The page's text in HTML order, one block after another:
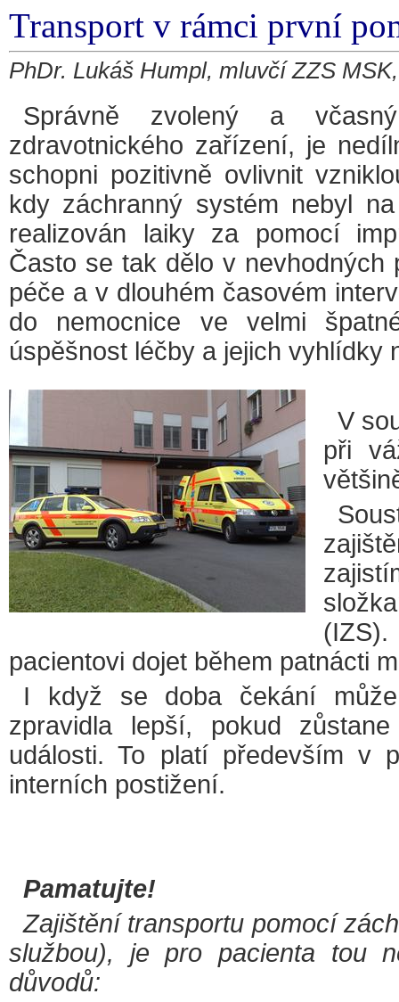
Transport v rámci první
PhDr. Lukáš Humpl, mluvčí ZZS
Správně zvolený a
zdravotnického zařízení, je
schopni pozitivně ovlivnit
kdy záchranný systém nebyl
realizován laiky za pomocí
Často se tak dělo v nevhodných
péče a v dlouhém časovém
do nemocnice ve velmi
úspěšnost léčby a jejich vyhlídky
V
při
pacientovi dojet během patnácti
I když se doba čekání
zpravidla lepší, pokud
události. To platí především v
interních postižení.
Pamatujte!
Zajištění transportu pomocí
službou), je pro pacienta tou
důvodů: